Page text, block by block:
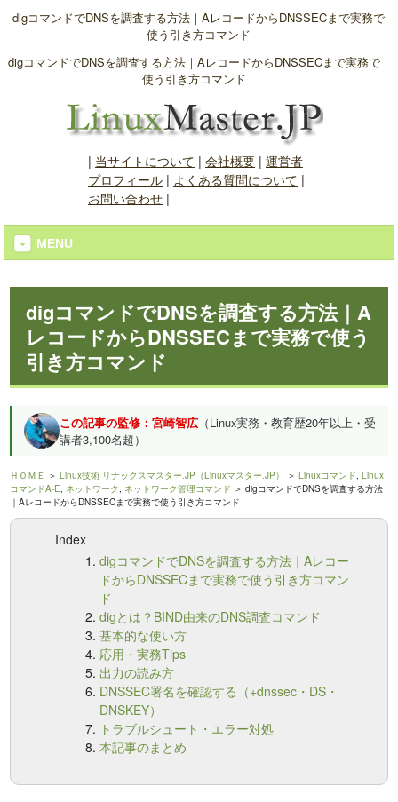
digコマンドでDNSを調査する方法｜AレコードからDNSSECまで実務で
使う引き方コマンド
digコマンドでDNSを調査する方法｜AレコードからDNSSECまで実務で
使う引き方コマンド
| 当サイトについて | 会社概要| 運営者
プロフィール| よくある質問について |
お問い合わせ|
MENU
digコマンドでDNSを調査する方法｜A
レコードからDNSSECまで実務で使う
引き方コマンド
この記事の監修：宮崎智広 （Linux実務・教育歴20年以上・受
講者3,100名超）
ＨＯＭＥ ＞Linux技術 リナックスマスター.JP（Linuxマスター.JP） ＞Linuxコマンド,Linux
コマンドA-E,ネットワーク,ネットワーク管理コマンド ＞ digコマンドでDNSを調査する方法
｜AレコードからDNSSECまで実務で使う引き方コマンド
Index
digコマンドでDNSを調査する方法｜Aレコー
ドからDNSSECまで実務で使う引き方コマン
ド
digとは？BIND由来のDNS調査コマンド
基本的な使い方
応用・実務Tips
出力の読み方
DNSSEC署名を確認する（+dnssec・DS・
DNSKEY）
トラブルシュート・エラー対処
本記事のまとめ